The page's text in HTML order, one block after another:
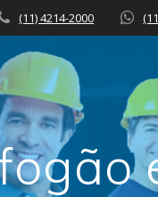
(11) 4214-2000